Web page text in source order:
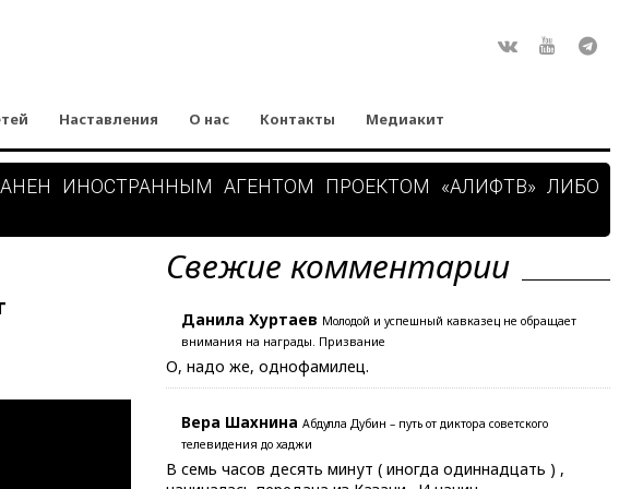
Наставления О нас Контакты Медиакит
ИНОСТРАННЫМ АГЕНТОМ ПРОЕКТОМ «АЛИФТВ» ЛИБО
Свежие комментарии
Данила Хуртаев Молодой и успешный кавказец не обращает
внимания на награды. Призвание
О, надо же, однофамилец.
Вера Шахнина Абдулла Дубин – путь от диктора советского
телевидения до хаджи
В семь часов десять минут ( иногда одиннадцать ) ,